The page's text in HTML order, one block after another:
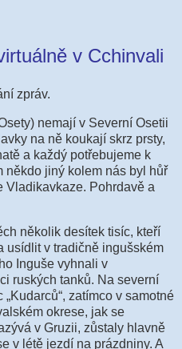
v Cchinvali
zpráv.
nemají v Severní Osetii
na ně koukají skrz prsty,
a každý potřebujeme k
někdo jiný kolem nás byl hůř
Vladikavkaze. Pohrdavě a
několik desítek tisíc, kteří
usídlit v tradičně ingušském
Inguše vyhnali v
ruských tanků. Na severní
zatímco v samotné
okrese, jak se
v Gruzii, zůstaly hlavně
v létě jezdí na prázdniny. A